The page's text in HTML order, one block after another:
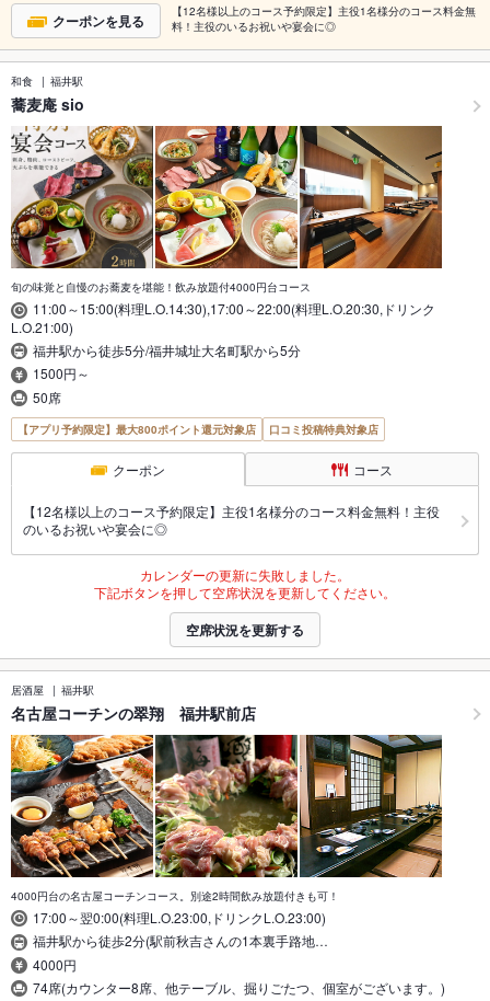
クーポンを見る
【12名様以上のコース予約限定】主役1名様分のコース料金無
料！主役のいるお祝いや宴会に◎
和食 福井駅
蕎麦庵 sio
旬の味覚と自慢のお蕎麦を堪能！飲み放題付4000円台コース
11:00～15:00(料理L.O.14:30),17:00～22:00(料理L.O.20:30,ドリンク
L.O.21:00)
福井駅から徒歩5分/福井城址大名町駅から5分
1500円～
50席
【アプリ予約限定】最大800ポイント還元対象店 口コミ投稿特典対象店
クーポン コース
【12名様以上のコース予約限定】主役1名様分のコース料金無料！主役
のいるお祝いや宴会に◎
カレンダーの更新に失敗しました。
下記ボタンを押して空席状況を更新してください。
空席状況を更新する
居酒屋 福井駅
名古屋コーチンの翠翔 福井駅前店
4000円台の名古屋コーチンコース。別途2時間飲み放題付きも可！
17:00～翌0:00(料理L.O.23:00,ドリンクL.O.23:00)
福井駅から徒歩2分(駅前秋吉さんの1本裏手路地…
4000円
74席(カウンター8席、他テーブル、掘りごたつ、個室がございます。)